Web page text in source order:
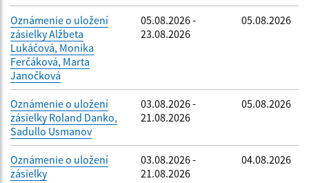
Oznámenie o uložení
zásielky Alžbeta
Lukáčová, Monika
Ferčáková, Marta
Janočková
05.08.2026 -
23.08.2026
05.08.2026
Oznámenie o uložení
zásielky Roland Danko,
Sadullo Usmanov
03.08.2026 -
21.08.2026
05.08.2026
Oznámenie o uložení
zásielky
03.08.2026 -
21.08.2026
04.08.2026